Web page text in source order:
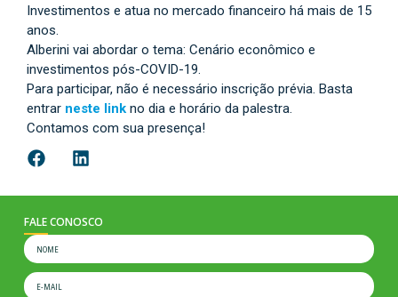
Investimentos e atua no mercado financeiro há mais de 15
anos.
Alberini vai abordar o tema: Cenário econômico e
investimentos pós-COVID-19.
Para participar, não é necessário inscrição prévia. Basta
entrar neste link no dia e horário da palestra.
Contamos com sua presença!
FALE CONOSCO